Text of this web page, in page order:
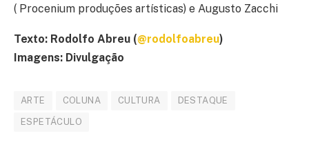
( Procenium produções artísticas) e Augusto Zacchi
Texto: Rodolfo Abreu (@rodolfoabreu)
Imagens: Divulgação
ARTE COLUNA CULTURA DESTAQUE
ESPETÁCULO